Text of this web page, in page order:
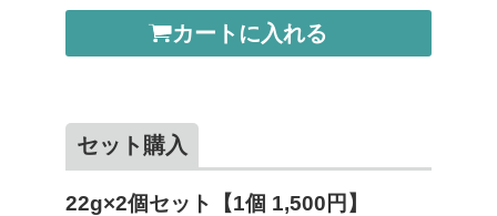
カートに入れる
セット購入
22g×2個セット【1個 1,500円】